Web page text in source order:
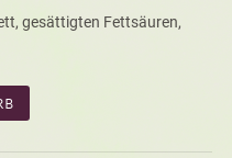
gesättigten Fettsäuren,